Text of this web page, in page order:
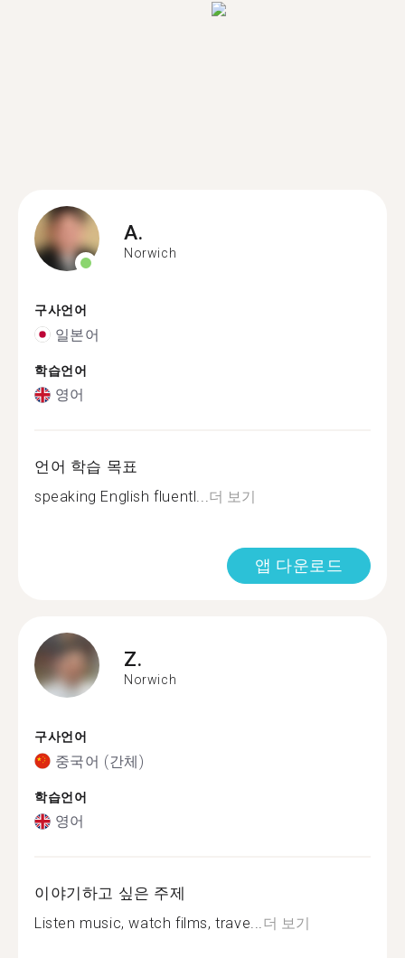
A.
Norwich
구사언어
일본어
학습언어
영어
언어 학습 목표
speaking English fluentl...더 보기
앱 다운로드
Z.
Norwich
구사언어
중국어 (간체)
학습언어
영어
이야기하고 싶은 주제
Listen music, watch films, trave...더 보기